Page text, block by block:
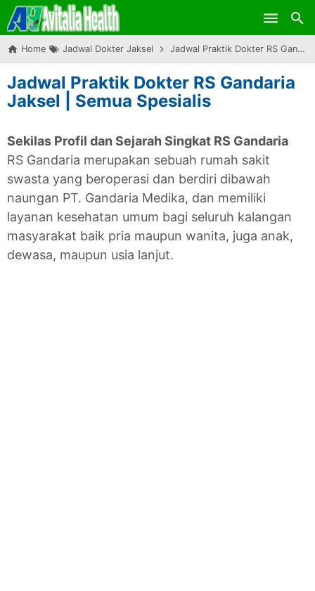
Skip to main content
Home Jadwal Dokter Jaksel Jadwal Praktik Dokter RS Gandaria Jaksel | Semua Spesialis
Jadwal Praktik Dokter RS Gandaria
Jaksel | Semua Spesialis
Sekilas Profil dan Sejarah Singkat RS Gandaria
RS Gandaria merupakan sebuah rumah sakit
swasta yang beroperasi dan berdiri dibawah
naungan PT. Gandaria Medika, dan memiliki
layanan kesehatan umum bagi seluruh kalangan
masyarakat baik pria maupun wanita, juga anak,
dewasa, maupun usia lanjut.